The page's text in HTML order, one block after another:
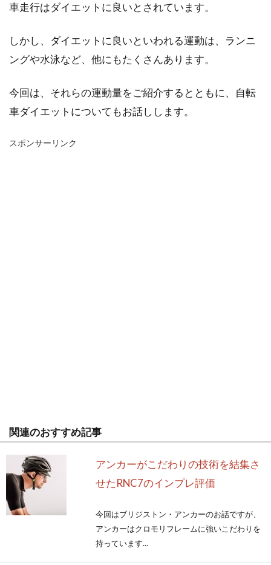
車走行はダイエットに良いとされています。
しかし、ダイエットに良いといわれる運動は、ランニ
ングや水泳など、他にもたくさんあります。
今回は、それらの運動量をご紹介するとともに、自転
車ダイエットについてもお話しします。
スポンサーリンク
関連のおすすめ記事
アンカーがこだわりの技術を結集さ
せたRNC7のインプレ評価
今回はブリジストン・アンカーのお話ですが、
アンカーはクロモリフレームに強いこだわりを
持っています...